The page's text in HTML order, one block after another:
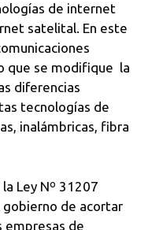
de internet
satelital. En este
que se modifique la
diferencias
tecnologías de
inalámbricas, fibra
Ley Nº 31207
de acortar
empresas de